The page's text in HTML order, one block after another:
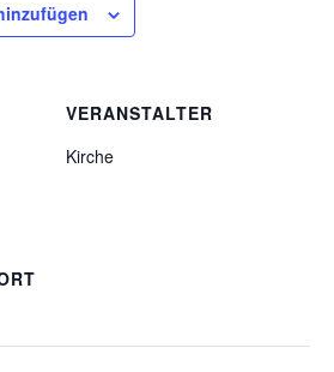
VERANSTALTER
Kirche